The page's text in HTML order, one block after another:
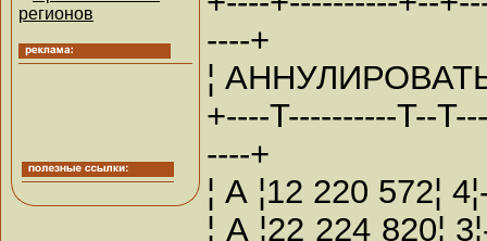
регионов
----+
¦
+----T----------T--
----+
¦ А ¦12 220 572¦
¦ А ¦22 224 820¦